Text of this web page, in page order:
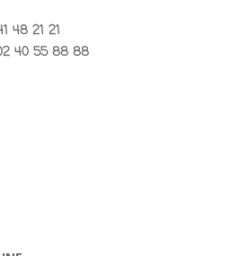
48 21 21
40 55 88 88